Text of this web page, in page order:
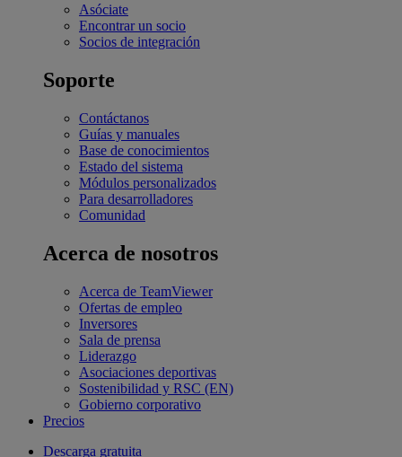
Asóciate
Encontrar un socio
Socios de integración
Soporte
Contáctanos
Guías y manuales
Base de conocimientos
Estado del sistema
Módulos personalizados
Para desarrolladores
Comunidad
Acerca de nosotros
Acerca de TeamViewer
Ofertas de empleo
Inversores
Sala de prensa
Liderazgo
Asociaciones deportivas
Sostenibilidad y RSC (EN)
Gobierno corporativo
Precios
Descarga gratuita